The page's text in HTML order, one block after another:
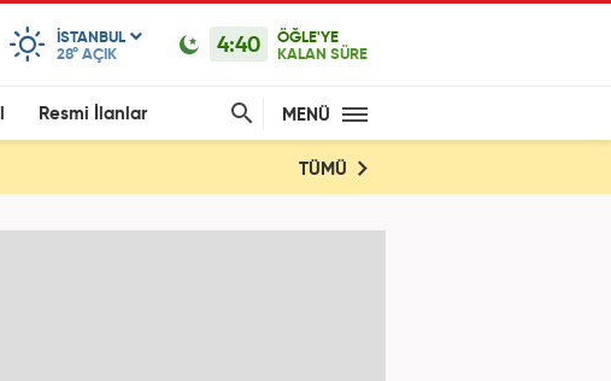
ISTANBUL
28° AÇIK 4:40
ÖĞLE'YE
KALAN SÜRE
Resmi İlanlar MENÜ
TÜMÜ